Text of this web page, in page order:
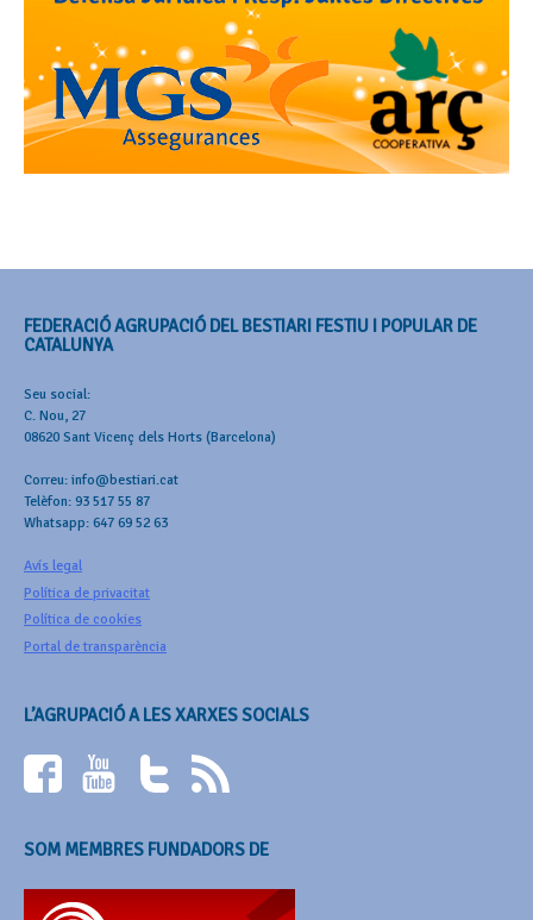
FEDERACIÓ AGRUPACIÓ DEL BESTIARI FESTIU I POPULAR DE
CATALUNYA
Seu social:
C. Nou, 27
08620 Sant Vicenç dels Horts (Barcelona)
Correu: info@bestiari.cat
Telèfon: 93 517 55 87
Whatsapp: 647 69 52 63
Avís legal
Política de privacitat
Política de cookies
Portal de transparència
L’AGRUPACIÓ A LES XARXES SOCIALS
SOM MEMBRES FUNDADORS DE